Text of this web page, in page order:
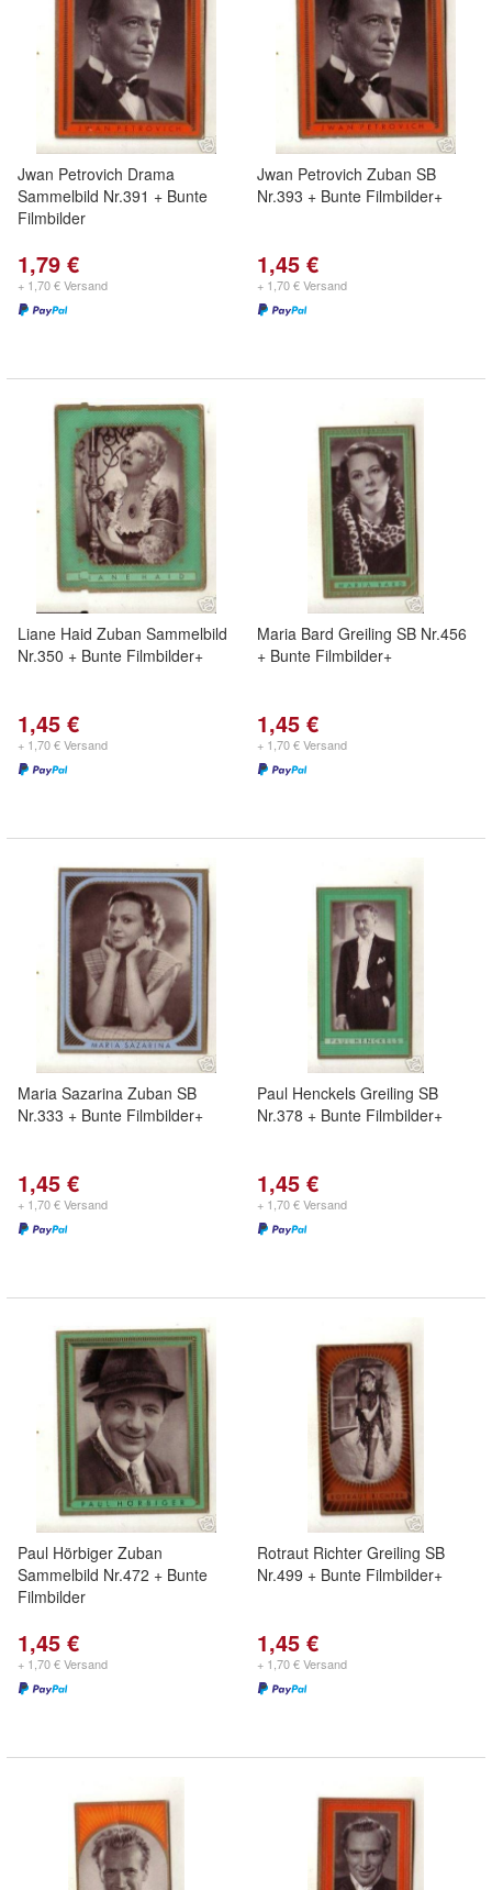
Jwan Petrovich Drama
Sammelbild Nr.391 + Bunte
Filmbilder
1,79 €
+ 1,70 € Versand
Jwan Petrovich Zuban SB
Nr.393 + Bunte Filmbilder+
1,45 €
+ 1,70 € Versand
Liane Haid Zuban Sammelbild
Nr.350 + Bunte Filmbilder+
1,45 €
+ 1,70 € Versand
Maria Bard Greiling SB Nr.456
+ Bunte Filmbilder+
1,45 €
+ 1,70 € Versand
Maria Sazarina Zuban SB
Nr.333 + Bunte Filmbilder+
1,45 €
+ 1,70 € Versand
Paul Henckels Greiling SB
Nr.378 + Bunte Filmbilder+
1,45 €
+ 1,70 € Versand
Paul Hörbiger Zuban
Sammelbild Nr.472 + Bunte
Filmbilder
1,45 €
+ 1,70 € Versand
Rotraut Richter Greiling SB
Nr.499 + Bunte Filmbilder+
1,45 €
+ 1,70 € Versand